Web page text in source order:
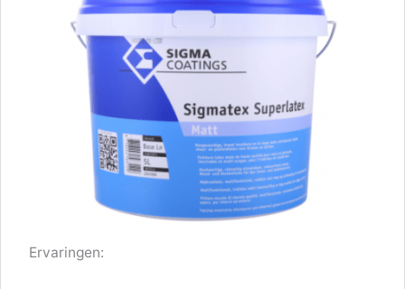
Ervaringen: